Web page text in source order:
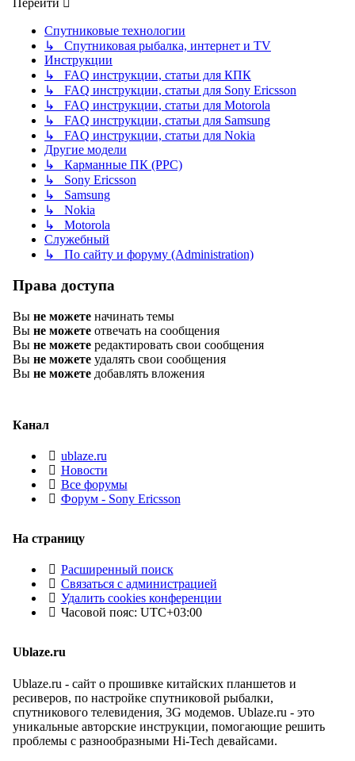
Перейти
Спутниковые технологии
↳ Спутниковая рыбалка, интернет и TV
Инструкции
↳ FAQ инструкции, статьи для КПК
↳ FAQ инструкции, статьи для Sony Ericsson
↳ FAQ инструкции, статьи для Motorola
↳ FAQ инструкции, статьи для Samsung
↳ FAQ инструкции, статьи для Nokia
Другие модели
↳ Карманные ПК (PPC)
↳ Sony Ericsson
↳ Samsung
↳ Nokia
↳ Motorola
Служебный
↳ По сайту и форуму (Administration)
Права доступа
Вы не можете начинать темы
Вы не можете отвечать на сообщения
Вы не можете редактировать свои сообщения
Вы не можете удалять свои сообщения
Вы не можете добавлять вложения
Канал
ublaze.ru
Новости
Все форумы
Форум - Sony Ericsson
На страницу
Расширенный поиск
Связаться с администрацией
Удалить cookies конференции
Часовой пояс: UTC+03:00
Ublaze.ru
Ublaze.ru - сайт о прошивке китайских планшетов и
ресиверов, по настройке спутниковой рыбалки,
спутникового телевидения, 3G модемов. Ublaze.ru - это
уникальные авторские инструкции, помогающие решить
проблемы с разнообразными Hi-Tech девайсами.